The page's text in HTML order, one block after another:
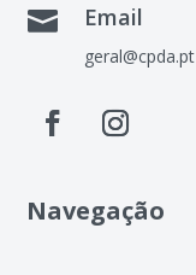
 Email
geral@cpda.pt
Navegação